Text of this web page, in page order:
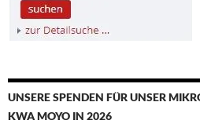
UNSERE SPENDEN FÜR UNSER
KWA MOYO IN 2026